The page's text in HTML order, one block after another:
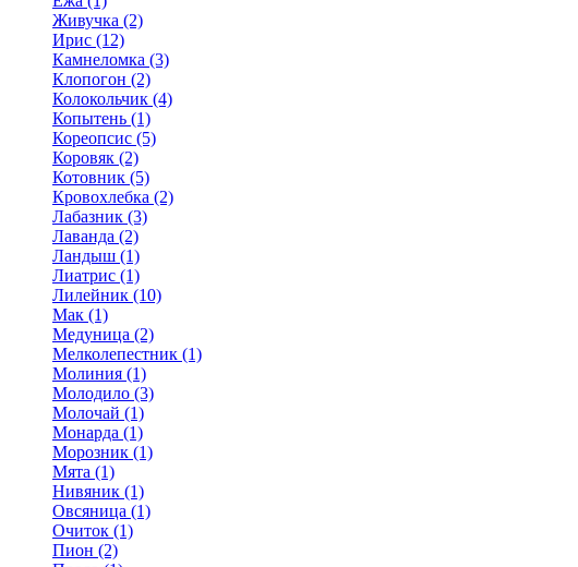
Живучка (2)
Ирис (12)
Камнеломка (3)
Клопогон (2)
Колокольчик (4)
Копытень (1)
Кореопсис (5)
Коровяк (2)
Котовник (5)
Кровохлебка (2)
Лабазник (3)
Лаванда (2)
Ландыш (1)
Лиатрис (1)
Лилейник (10)
Мак (1)
Медуница (2)
Мелколепестник (1)
Молиния (1)
Молодило (3)
Молочай (1)
Монарда (1)
Морозник (1)
Мята (1)
Нивяник (1)
Овсяница (1)
Очиток (1)
Пион (2)